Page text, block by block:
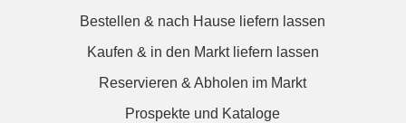
Bestellen & nach Hause liefern lassen
Kaufen & in den Markt liefern lassen
Reservieren & Abholen im Markt
Prospekte und Kataloge